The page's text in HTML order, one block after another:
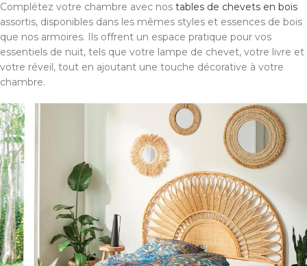
Complétez votre chambre avec nos tables de chevets en bois
assortis, disponibles dans les mêmes styles et essences de bois
que nos armoires. Ils offrent un espace pratique pour vos
essentiels de nuit, tels que votre lampe de chevet, votre livre et
votre réveil, tout en ajoutant une touche décorative à votre
chambre.